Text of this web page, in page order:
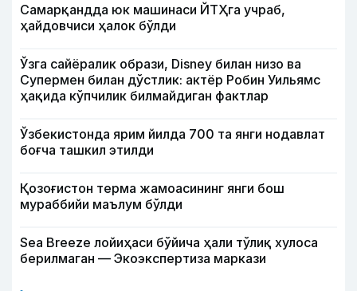
Самарқандда юк машинаси ЙТҲга учраб,
ҳайдовчиси ҳалок бўлди
Ўзга сайёралик образи, Disney билан низо ва
Супермен билан дўстлик: актёр Робин Уильямс
ҳақида кўпчилик билмайдиган фактлар
Ўзбекистонда ярим йилда 700 та янги нодавлат
боғча ташкил этилди
Қозоғистон терма жамоасининг янги бош
мураббийи маълум бўлди
Sea Breeze лойиҳаси бўйича ҳали тўлиқ хулоса
берилмаган — Экоэкспертиза маркази